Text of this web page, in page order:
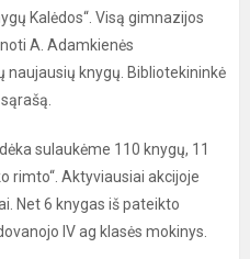
Kalėdos“. Visą gimnazijos
A. Adamkienės
knygų. Bibliotekininkė
sulaukėme 110 knygų, 11
rimto“. Aktyviausiai akcijoje
Net 6 knygas iš pateikto
IV ag klasės mokinys.